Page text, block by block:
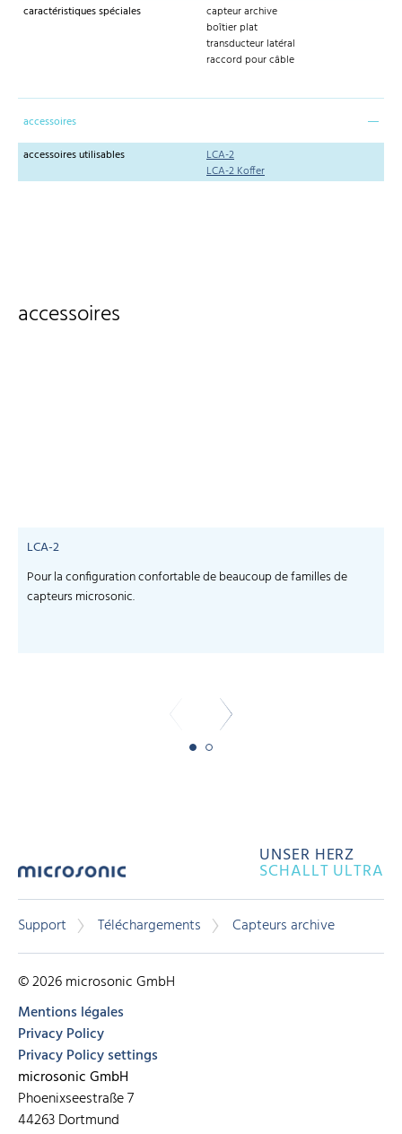
caractéristiques spéciales
capteur archive
boîtier plat
transducteur latéral
raccord pour câble
accessoires
accessoires utilisables
LCA-2
LCA-2 Koffer
accessoires
LCA-2
Pour la configuration confortable de beaucoup de familles de
capteurs microsonic.
UNSER HERZ
SCHALLT ULTRA
Support Téléchargements Capteurs archive
© 2026 microsonic GmbH
Mentions légales
Privacy Policy
Privacy Policy settings
microsonic GmbH
Phoenixseestraße 7
44263 Dortmund